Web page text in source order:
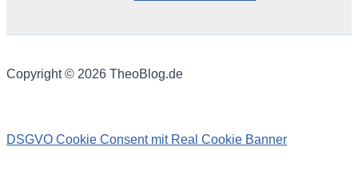
Copyright © 2026 TheoBlog.de
DSGVO Cookie Consent mit Real Cookie Banner